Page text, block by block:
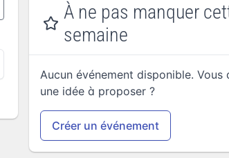
À ne pas manquer
semaine
Aucun événement disponible. Vous
une idée à proposer ?
Créer un événement